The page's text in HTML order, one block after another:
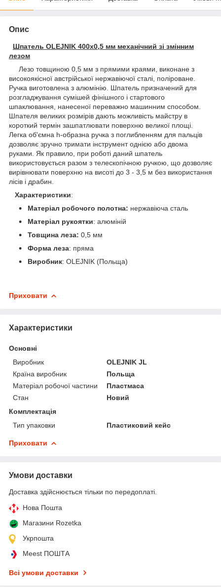
Опис
Шпатель OLEJNIK 400х0,5 мм механічний зі змінним
лезом
Лезо товщиною 0,5 мм з прямими краями, виконане з
високоякісної австрійської нержавіючої сталі, поліроване.
Ручка виготовлена з алюмінію. Шпатель призначений для
розгладжування сумішей фінішного і стартового
шпаклювання, нанесеної переважно машинним способом.
Шпателя великих розмірів дають можливість майстру в
короткий термін зашпатлювати поверхню великої площі.
Легка об'ємна h-образна ручка з поглибленням для пальців
дозволяє зручно тримати інструмент однією або двома
руками. Як правило, при роботі даний шпатель
використовується разом з телескопічною ручкою, що дозволяє
вирівнювати поверхню на висоті до 3 - 3,5 м без використання
лісів і драбин.
Характеристики:
Матеріал робочого полотна: нержавiюча сталь
Матеріал рукоятки: алюміній
Товщина леза: 0,5 мм
Форма леза: пряма
Виробник: OLEJNIK (Польща)
Приховати
Характеристики
Основні
Виробник
OLEJNIK JL
Країна виробник
Польща
Матеріал робочої частини
Пластмаса
Стан
Новий
Комплектація
Тип упаковки
Пластиковий кейс
Приховати
Умови доставки
Доставка здійснюється тільки по передоплаті.
Нова Пошта
Магазини Rozetka
Укрпошта
Meest ПОШТА
Всі умови доставки